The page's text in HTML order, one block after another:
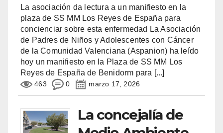
La asociación da lectura a un manifiesto en la
plaza de SS MM Los Reyes de España para
concienciar sobre esta enfermedad La Asociación
de Padres de Niños y Adolescentes con Cáncer
de la Comunidad Valenciana (Aspanion) ha leído
hoy un manifiesto en la Plaza de SS MM Los
Reyes de España de Benidorm para [...]
463 0 marzo 17, 2026
La concejalía de